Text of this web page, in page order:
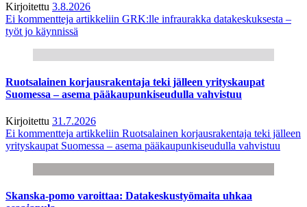
Kirjoitettu 3.8.2026
Ei kommentteja artikkeliin GRK:lle infraurakka datakeskuksesta –
työt jo käynnissä
Ruotsalainen korjausrakentaja teki jälleen yrityskaupat
Suomessa – asema pääkaupunkiseudulla vahvistuu
Kirjoitettu 31.7.2026
Ei kommentteja artikkeliin Ruotsalainen korjausrakentaja teki jälleen
yrityskaupat Suomessa – asema pääkaupunkiseudulla vahvistuu
Skanska-pomo varoittaa: Datakeskustyömaita uhkaa